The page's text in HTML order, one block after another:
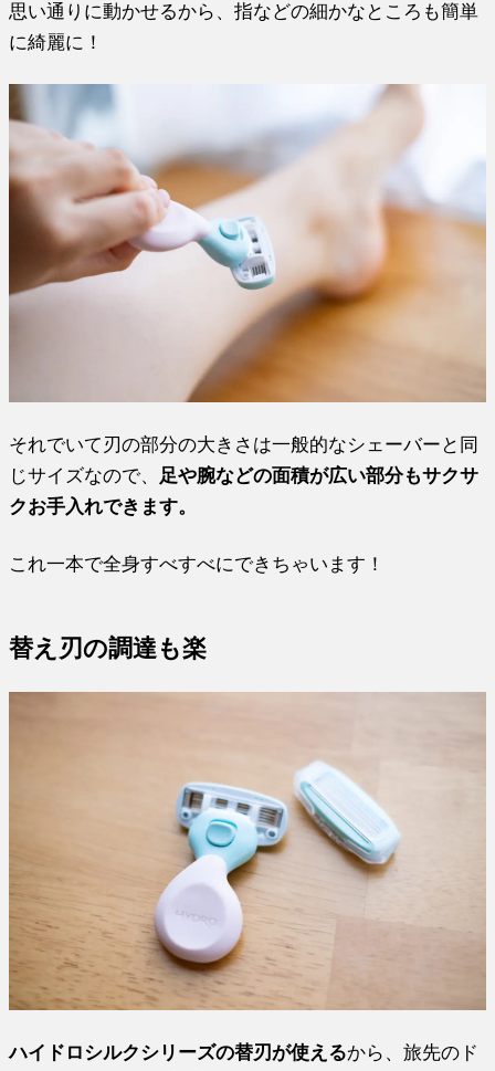
思い通りに動かせるから、指などの細かなところも簡単
に綺麗に！
それでいて刃の部分の大きさは一般的なシェーバーと同
じサイズなので、 足や腕などの面積が広い部分もサクサ
クお手入れできます。
これ一本で全身すべすべにできちゃいます！
替え刃の調達も楽
ハイドロシルクシリーズの替刃が使えるから、旅先のド